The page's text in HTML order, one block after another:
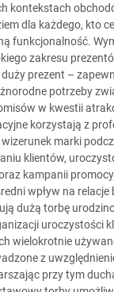
kontekstach
dla każdego, kto
funkcjonalność.
zakresu
prezent –
potrzeby
w kwestii
korzystają z
marki
klientów,
kampanii
wpływ na
dużą torbę
uroczystości
wielokrotnie
z
przy tym